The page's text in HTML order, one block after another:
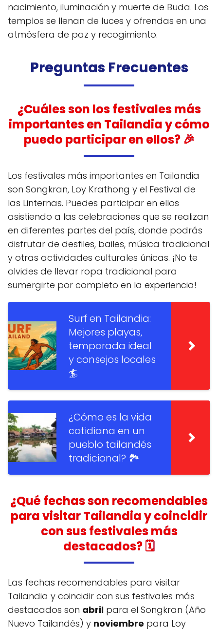
nacimiento, iluminación y muerte de Buda. Los
templos se llenan de luces y ofrendas en una
atmósfera de paz y recogimiento.
Preguntas Frecuentes
¿Cuáles son los festivales más
importantes en Tailandia y cómo
puedo participar en ellos? 🎉
Los festivales más importantes en Tailandia
son Songkran, Loy Krathong y el Festival de
las Linternas. Puedes participar en ellos
asistiendo a las celebraciones que se realizan
en diferentes partes del país, donde podrás
disfrutar de desfiles, bailes, música tradicional
y otras actividades culturales únicas. ¡No te
olvides de llevar ropa tradicional para
sumergirte por completo en la experiencia!
Surf en Tailandia:
Mejores playas,
temporada ideal
y consejos locales
🏄
¿Cómo es la vida
cotidiana en un
pueblo tailandés
tradicional? 🏞️
¿Qué fechas son recomendables
para visitar Tailandia y coincidir
con sus festivales más
destacados? 🗓️
Las fechas recomendables para visitar
Tailandia y coincidir con sus festivales más
destacados son abril para el Songkran (Año
Nuevo Tailandés) y noviembre para Loy